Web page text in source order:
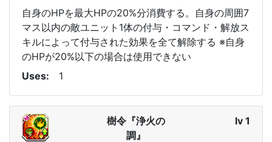
自身のHPを最大HPの20%分消費する。自身の周囲7
マス以内の敵ユニット1体の付与・コマンド・解放ス
キルによって付与された効果を全て解除する ※自身
のHPが20%以下の場合は使用できない
Uses
1
樹令『浄火の
調』
lv 1